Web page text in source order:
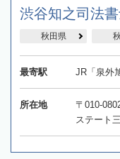
渋谷知之司法
秋田県
最寄駅 JR「泉外
所在地
〒010-
ステート